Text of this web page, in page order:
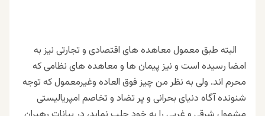
البته طبق معمول معاهده های اقتصادی و تجارتی نیز به
امضا رسیده است و نیز پیمان ها و معاهده های نظامی که
محرم اند. ولی به نظر من چیز فوق العاده وغیرمعمول که توجه
شنونده آگاه دنیای بحرانی و پر تضاد و تخاصم امپریالیستی